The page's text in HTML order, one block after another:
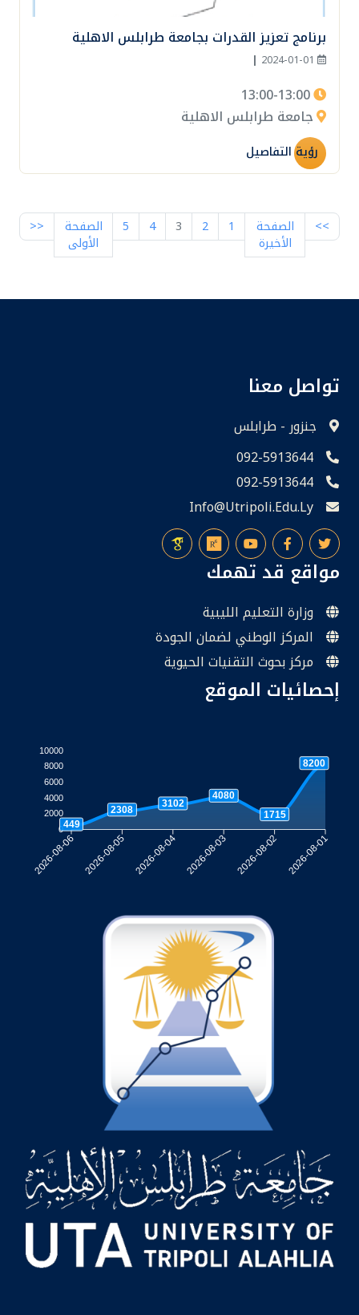
برنامج تعزيز القدرات بجامعة طرابلس الاهلية
2024-01-01
|
13:00-13:00
جامعة طرابلس الاهلية
رؤية التفاصيل
>> الصفحة
الأخيرة
1
2
3
4
5 الصفحة
الأولى
<<
تواصل معنا
جنزور - طرابلس
092-5913644
092-5913644
Info@utripoli.edu.ly
مواقع قد تهمك
وزارة التعليم الليبية
المركز الوطني لضمان الجودة
مركز بحوث التقنيات الحيوية
إحصائيات الموقع
10000
8000
6000
4000
2000
0449
2308
3102
4080
1715
8200
2026-08-06 2026-08-05 2026-08-04 2026-08-03 2026-08-02 2026-08-01